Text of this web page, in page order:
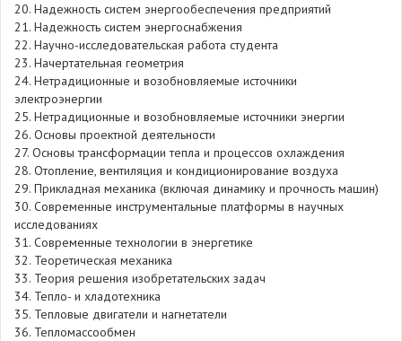
20. Надежность систем энергообеспечения предприятий
21. Надежность систем энергоснабжения
22. Научно-исследовательская работа студента
23. Начертательная геометрия
24. Нетрадиционные и возобновляемые источники
электроэнергии
25. Нетрадиционные и возобновляемые источники энергии
26. Основы проектной деятельности
27. Основы трансформации тепла и процессов охлаждения
28. Отопление, вентиляция и кондиционирование воздуха
29. Прикладная механика (включая динамику и прочность машин)
30. Современные инструментальные платформы в научных
исследованиях
31. Современные технологии в энергетике
32. Теоретическая механика
33. Теория решения изобретательских задач
34. Тепло- и хладотехника
35. Тепловые двигатели и нагнетатели
36. Тепломассообмен